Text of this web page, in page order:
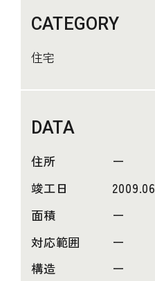
CATEGORY
住宅
DATA
住所
ー
竣工日
2009.06
面積
ー
対応範囲
ー
構造
ー